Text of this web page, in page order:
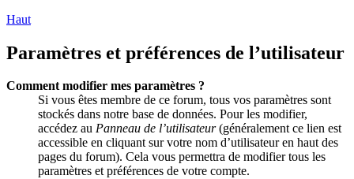
Haut
Paramètres et préférences de l’utilisateur
Comment modifier mes paramètres ?
Si vous êtes membre de ce forum, tous vos paramètres sont
stockés dans notre base de données. Pour les modifier,
accédez au Panneau de l’utilisateur(généralement ce lien est
accessible en cliquant sur votre nom d’utilisateur en haut des
pages du forum). Cela vous permettra de modifier tous les
paramètres et préférences de votre compte.